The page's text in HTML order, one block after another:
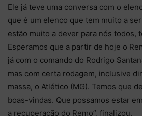
Ele já teve uma conversa com o
que é um elenco que tem muito a
estão muito a dever para nós todos,
Esperamos que a partir de hoje o
já com o comando do Rodrigo
mas com certa rodagem, inclusive
massa, o Atlético (MG). Temos que
boas-vindas. Que possamos estar
a recuperação do Remo”, finalizou.